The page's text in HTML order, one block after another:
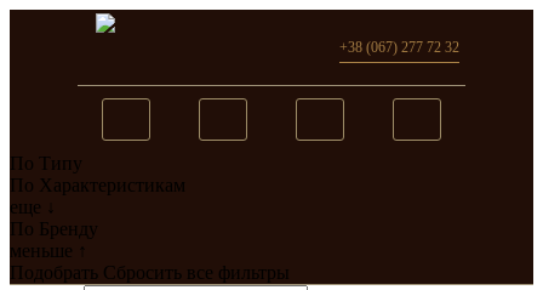
Вы добавили в сравнение
перейти
+38 (067) 277 72 32
По Типу
По Характеристикам
еще ↓
По Бренду
меньше ↑
Подобрать Сбросить все фильтры